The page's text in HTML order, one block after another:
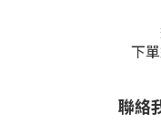
下
聯絡